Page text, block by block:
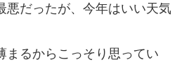
悪だったが、今年はいい天気
まるからこっそり思ってい